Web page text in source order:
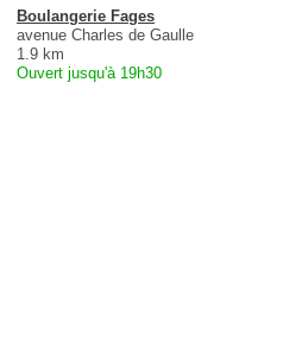
Boulangerie Fages
avenue Charles de Gaulle
1.9 km
Ouvert jusqu'à 19h30